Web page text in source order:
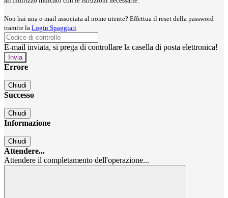
Non hai una e-mail associata al nome utente? Effettua il reset della password
tramite la Login Spaggiari
E-mail inviata, si prega di controllare la casella di posta elettronica!
Errore
Chiudi
Successo
Chiudi
Informazione
Chiudi
Attendere...
Attendere il completamento dell'operazione...